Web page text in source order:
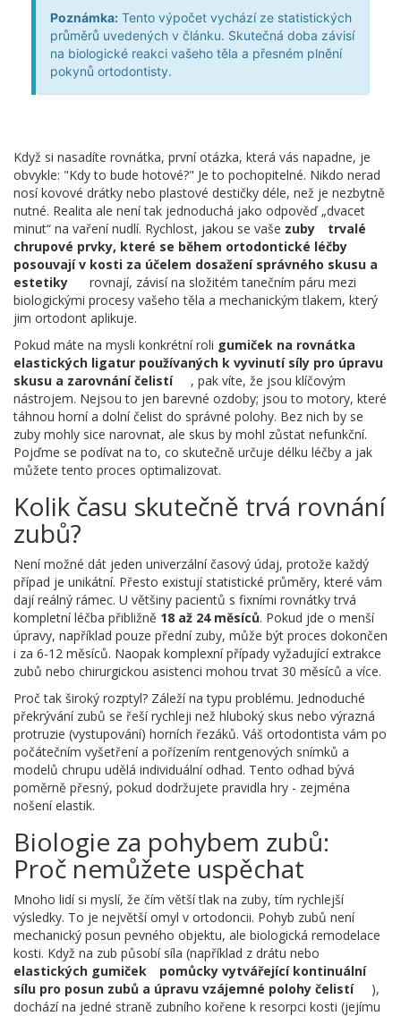
Poznámka: Tento výpočet vychází ze statistických
průměrů uvedených v článku. Skutečná doba závisí
na biologické reakci vašeho těla a přesném plnění
pokynů ortodontisty.
Když si nasadíte rovnátka, první otázka, která vás napadne, je
obvykle: "Kdy to bude hotové?" Je to pochopitelné. Nikdo nerad
nosí kovové drátky nebo plastové destičky déle, než je nezbytně
nutné. Realita ale není tak jednoduchá jako odpověď „dvacet
minut“ na vaření nudlí. Rychlost, jakou se vaše zuby
trvalé
chrupové prvky, které se během ortodontické léčby
posouvají v kosti za účelem dosažení správného skusu a
estetiky
rovnají, závisí na složitém tanečním páru mezi
biologickými procesy vašeho těla a mechanickým tlakem, který
jim ortodont aplikuje.
Pokud máte na mysli konkrétní roli gumiček na rovnátka
elastických ligatur používaných k vyvinutí síly pro úpravu
skusu a zarovnání čelistí
, pak víte, že jsou klíčovým
nástrojem. Nejsou to jen barevné ozdoby; jsou to motory, které
táhnou horní a dolní čelist do správné polohy. Bez nich by se
zuby mohly sice narovnat, ale skus by mohl zůstat nefunkční.
Pojďme se podívat na to, co skutečně určuje délku léčby a jak
můžete tento proces optimalizovat.
Kolik času skutečně trvá rovnání
zubů?
Není možné dát jeden univerzální časový údaj, protože každý
případ je unikátní. Přesto existují statistické průměry, které vám
dají reálný rámec. U většiny pacientů s fixními rovnátky trvá
kompletní léčba přibližně 18 až 24 měsíců. Pokud jde o menší
úpravy, například pouze přední zuby, může být proces dokončen
i za 6-12 měsíců. Naopak komplexní případy vyžadující extrakce
zubů nebo chirurgickou asistenci mohou trvat 30 měsíců a více.
Proč tak široký rozptyl? Záleží na typu problému. Jednoduché
překrývání zubů se řeší rychleji než hluboký skus nebo výrazná
protruzie (vystupování) horních řezáků. Váš ortodontista vám po
počátečním vyšetření a pořízením rentgenových snímků a
modelů chrupu udělá individuální odhad. Tento odhad bývá
poměrně přesný, pokud dodržujete pravidla hry - zejména
nošení elastik.
Biologie za pohybem zubů:
Proč nemůžete uspěchat
Mnoho lidí si myslí, že čím větší tlak na zuby, tím rychlejší
výsledky. To je největší omyl v ortodoncii. Pohyb zubů není
mechanický posun pevného objektu, ale biologická remodelace
kosti. Když na zub působí síla (například z drátu nebo
elastických gumiček
pomůcky vytvářející kontinuální
sílu pro posun zubů a úpravu vzájemné polohy čelistí
),
dochází na jedné straně zubního kořene k resorpci kosti (jejímu